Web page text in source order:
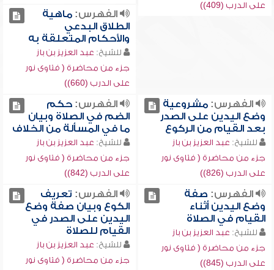
على الدرب (409))
الفهرس:ماهية
الطلاق البدعي
والأحكام المتعلقة به
للشيخ: عبد العزيز بن باز
جزء من محاضرة ( فتاوى نور
على الدرب (660))
الفهرس:مشروعية
وضع اليدين على الصدر
بعد القيام من الركوع
للشيخ: عبد العزيز بن باز
جزء من محاضرة ( فتاوى نور
على الدرب (826))
الفهرس:حكم
الضم في الصلاة وبيان
ما في المسألة من الخلاف
للشيخ: عبد العزيز بن باز
جزء من محاضرة ( فتاوى نور
على الدرب (842))
الفهرس: صفة
وضع اليدين أثناء
القيام في الصلاة
للشيخ: عبد العزيز بن باز
جزء من محاضرة ( فتاوى نور
على الدرب (845))
الفهرس: تعريف
الكوع وبيان صفة وضع
اليدين على الصدر في
القيام للصلاة
للشيخ: عبد العزيز بن باز
جزء من محاضرة ( فتاوى نور